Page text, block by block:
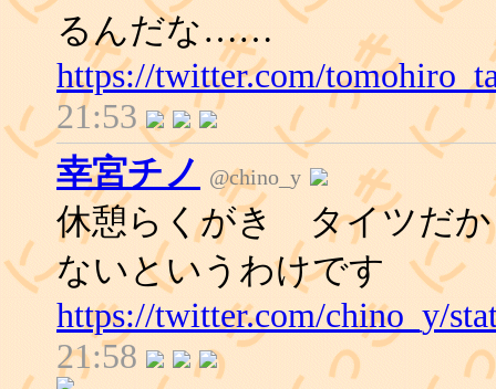
るんだな……
https://twitter.com/
21:53
幸宮チノ
@chino_y
休憩らくがき タイツだ
ないというわけです
https://twitter.com/chino_y/
21:58